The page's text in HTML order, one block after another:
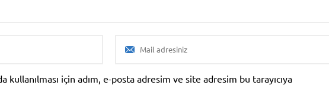
kullanılması için adım, e-posta adresim ve site adresim bu tarayıcıya